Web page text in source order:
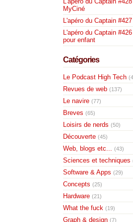
MyCiné
L'apéro du Captain
L'apéro du Captain
pour enfant
Catégories
Le Podcast High Tech
Revues de web (137)
Le navire (77)
Breves (65)
Loisirs de nerds (50)
Découverte (45)
Web, blogs etc... (43)
Sciences et techniques
Software & Apps (29)
Concepts (25)
Hardware (21)
What the fuck (19)
Graph & design (7)